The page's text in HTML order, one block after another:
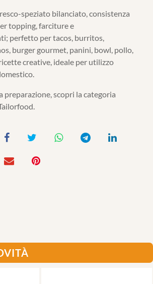
speziato bilanciato, consistenza
topping, farciture e
perfetto per tacos, burritos,
burger gourmet, panini, bowl, pollo,
creative, ideale per utilizzo
preparazione, scopri la categoria